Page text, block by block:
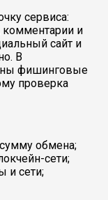
сервиса:
комментарии и
сайт и
В
фишинговые
проверка
обмена;
сети;
и сети;